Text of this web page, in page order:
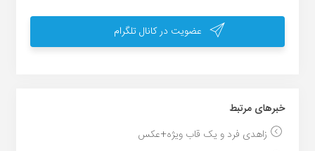
عضویت در کانال تلگرام
خبر‌های مرتبط
زاهدی فرد و یک قاب ویژه+عکس